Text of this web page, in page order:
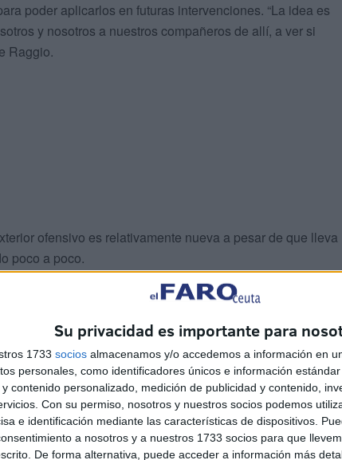
Su privacidad es importante para
1733 socios almacenamos y/o accedemos a información en
personales, como identificadores únicos e información
contenido personalizado, medición de publicidad y contenido,
Con su permiso, nosotros y nuestros socios podemos
e identificación mediante las características de dispositivos.
a nosotros y a nuestros 1733 socios para que
De forma alternativa, puede acceder a información más
poder aplicarlos en futuras intervenciones. “La idea es
y nosotros a nuestros compañeros de allí, a ver si
Raggio.
ofensivo es relativamente nueva a pesar de que lleva
poco a poco.
“es una técnica muy importante porque nos permite
mejorar la condiciones de supervivencia dentro de la
que se ve que está saliendo la llama al exterior y nos
condiciones tanto de las personas que están dentro como
dentro de la vivienda”.